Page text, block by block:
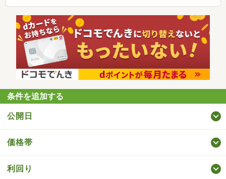
条件を追加する
公開日
価格帯
利回り